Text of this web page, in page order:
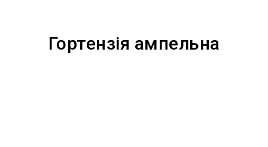
Гортензія ампельна